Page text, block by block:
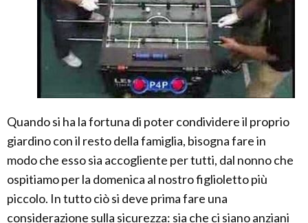
Quando si ha la fortuna di poter condividere il proprio
giardino con il resto della famiglia, bisogna fare in
modo che esso sia accogliente per tutti, dal nonno che
ospitiamo per la domenica al nostro figlioletto più
piccolo. In tutto ciò si deve prima fare una
considerazione sulla sicurezza: sia che ci siano anziani